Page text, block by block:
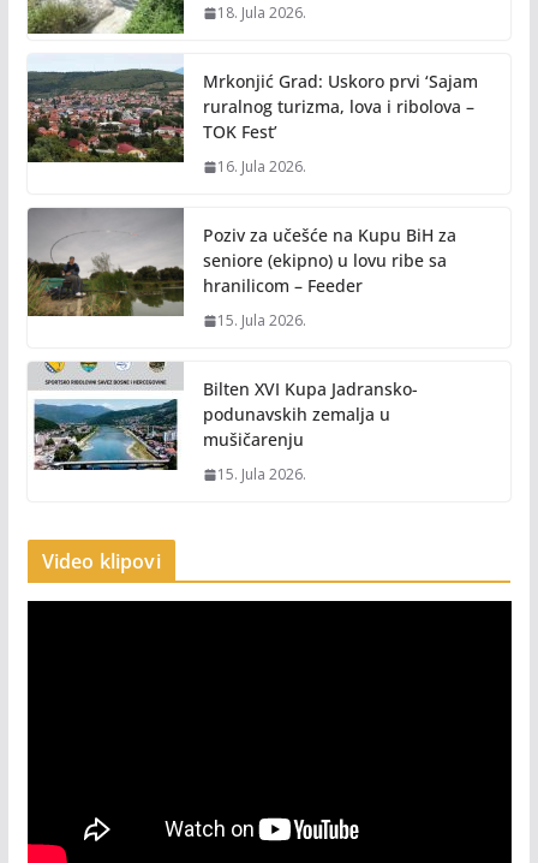
18. Jula 2026.
Mrkonjić Grad: Uskoro prvi ‘Sajam
ruralnog turizma, lova i ribolova –
TOK Fest’
16. Jula 2026.
Poziv za učešće na Kupu BiH za
seniore (ekipno) u lovu ribe sa
hranilicom – Feeder
15. Jula 2026.
Bilten XVI Kupa Jadransko-
podunavskih zemalja u
mušičarenju
15. Jula 2026.
Video klipovi